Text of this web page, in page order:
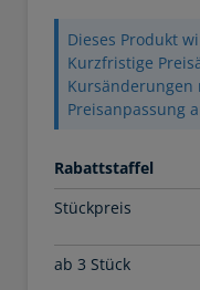
Dieses Produkt
Kurzfristige
Kursänderungen
Preisanpassung
Rabattstaffel
Stückpreis
ab 3 Stück